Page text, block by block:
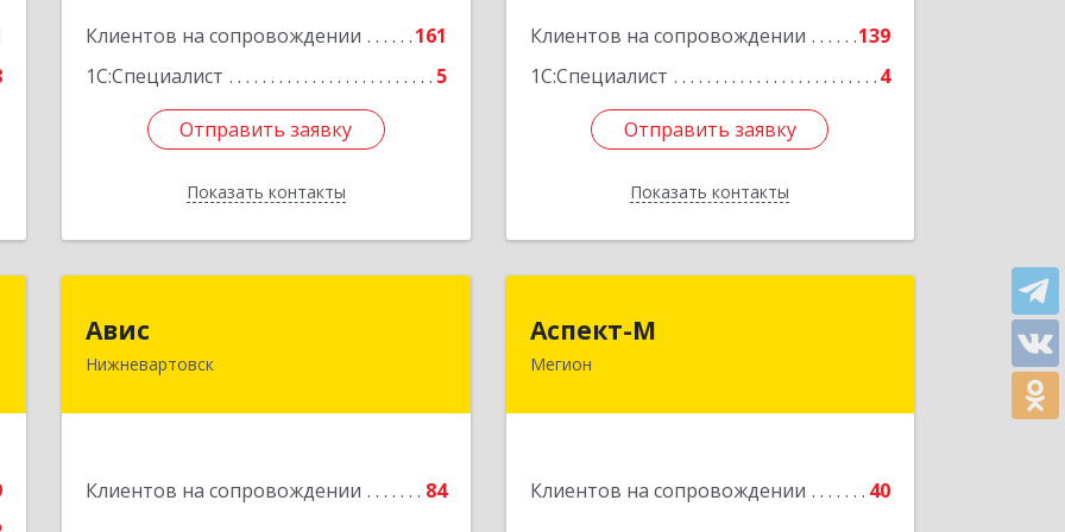
Клиентов на сопровождении
161
1С:Специалист
5
Отправить заявку
Показать контакты
54А, стр.1, оф.112, 202
Отправить заявку
Назад
Клиентов на сопровождении
139
1С:Специалист
4
Отправить заявку
Показать контакты
Подробнее
Отправить заявку
Назад
Авис
Нижневартовск
Клиентов на сопровождении 84
628600, Ханты-Мансийский
Аспект-М
Мегион
Клиентов на сопровождении 40
Подробнее